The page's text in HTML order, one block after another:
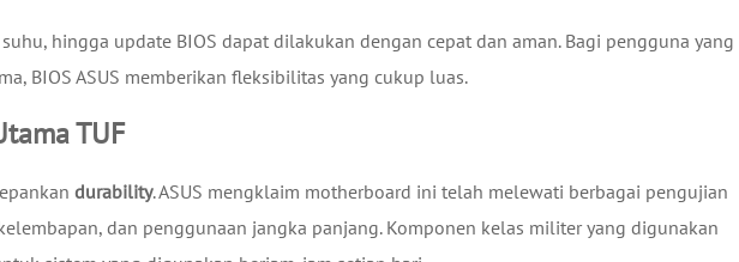
hingga update BIOS dapat dilakukan dengan cepat dan aman. Bagi pengguna yang
BIOS ASUS memberikan fleksibilitas yang cukup luas.
TUF
durability. ASUS mengklaim motherboard ini telah melewati berbagai pengujian
dan penggunaan jangka panjang. Komponen kelas militer yang digunakan